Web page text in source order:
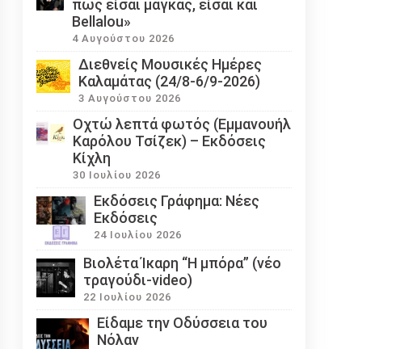
πως είσαι μάγκας, είσαι και
Bellalou»
4 Αυγούστου 2026
Διεθνείς Μουσικές Ημέρες
Καλαμάτας (24/8-6/9-2026)
3 Αυγούστου 2026
Οχτώ λεπτά φωτός (Εμμανουήλ
Καρόλου Τσίζεκ) – Εκδόσεις
Κίχλη
30 Ιουλίου 2026
Εκδόσεις Γράφημα: Νέες
Εκδόσεις
24 Ιουλίου 2026
Βιολέτα Ίκαρη “Η μπόρα” (νέο
τραγούδι-video)
22 Ιουλίου 2026
Eίδαμε την Οδύσσεια του
Νόλαν